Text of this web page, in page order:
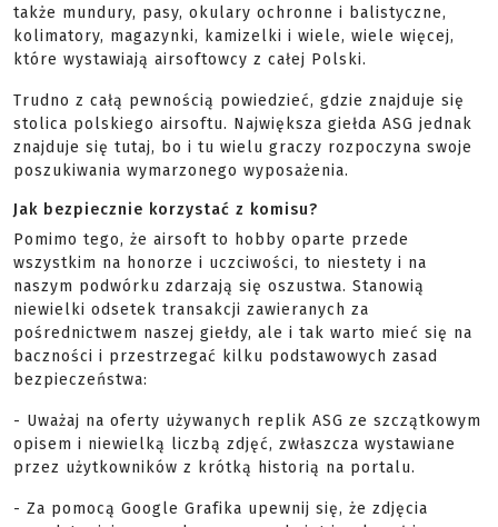
także mundury, pasy, okulary ochronne i balistyczne,
kolimatory, magazynki, kamizelki i wiele, wiele więcej,
które wystawiają airsoftowcy z całej Polski.
Trudno z całą pewnością powiedzieć, gdzie znajduje się
stolica polskiego airsoftu. Największa giełda ASG jednak
znajduje się tutaj, bo i tu wielu graczy rozpoczyna swoje
poszukiwania wymarzonego wyposażenia.
Jak bezpiecznie korzystać z komisu?
Pomimo tego, że airsoft to hobby oparte przede
wszystkim na honorze i uczciwości, to niestety i na
naszym podwórku zdarzają się oszustwa. Stanowią
niewielki odsetek transakcji zawieranych za
pośrednictwem naszej giełdy, ale i tak warto mieć się na
baczności i przestrzegać kilku podstawowych zasad
bezpieczeństwa:
- Uważaj na oferty używanych replik ASG ze szczątkowym
opisem i niewielką liczbą zdjęć, zwłaszcza wystawiane
przez użytkowników z krótką historią na portalu.
- Za pomocą Google Grafika upewnij się, że zdjęcia